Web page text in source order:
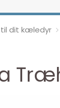
dit kæledyr